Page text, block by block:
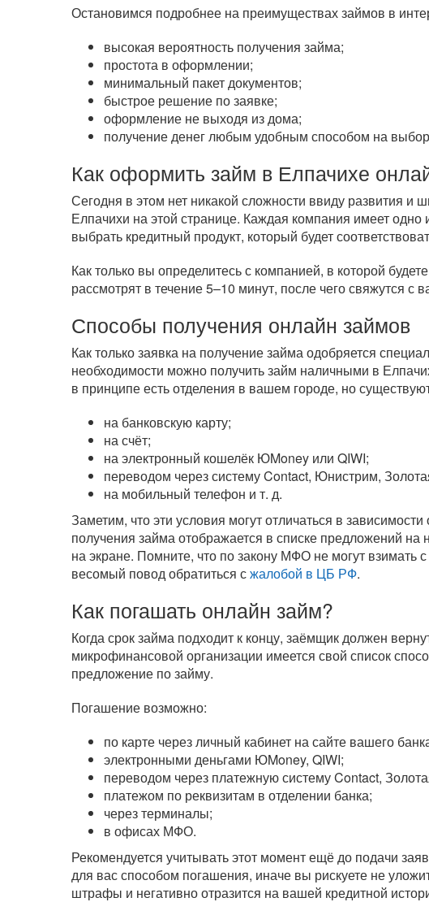
Остановимся подробнее на преимуществах займов в
высокая вероятность получения займа;
простота в оформлении;
минимальный пакет документов;
быстрое решение по заявке;
оформление не выходя из дома;
получение денег любым удобным способом на
Как оформить займ в Елпачихе
Сегодня в этом нет никакой сложности ввиду развития
Елпачихи на этой странице. Каждая компания имеет
выбрать кредитный продукт, который будет
Как только вы определитесь с компанией, в которой
рассмотрят в течение 5–10 минут, после чего свяжутся
Способы получения онлайн займов
Как только заявка на получение займа одобряется
необходимости можно получить займ наличными в
в принципе есть отделения в вашем городе, но
на банковскую карту;
на счёт;
на электронный кошелёк ЮMoney или QIWI;
переводом через систему Contact, Юнистрим,
на мобильный телефон и т. д.
Заметим, что эти условия могут отличаться в
получения займа отображается в списке предложений
на экране. Помните, что по закону МФО не могут
весомый повод обратиться сжалобой в ЦБ РФ.
Как погашать онлайн займ?
Когда срок займа подходит к концу, заёмщик должен
микрофинансовой организации имеется свой список
предложение по займу.
Погашение возможно:
по карте через личный кабинет на сайте вашего
электронными деньгами ЮMoney, QIWI;
переводом через платежную систему Contact,
платежом по реквизитам в отделении банка;
через терминалы;
в офисах МФО.
Рекомендуется учитывать этот момент ещё до подачи
для вас способом погашения, иначе вы рискуете не
штрафы и негативно отразится на вашей кредитной